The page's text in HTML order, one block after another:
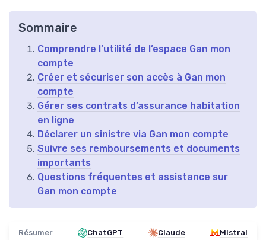
Sommaire
Comprendre l’utilité de l’espace Gan mon
compte
Créer et sécuriser son accès à Gan mon
compte
Gérer ses contrats d’assurance habitation
en ligne
Déclarer un sinistre via Gan mon compte
Suivre ses remboursements et documents
importants
Questions fréquentes et assistance sur
Gan mon compte
Résumer ChatGPT Claude Mistral